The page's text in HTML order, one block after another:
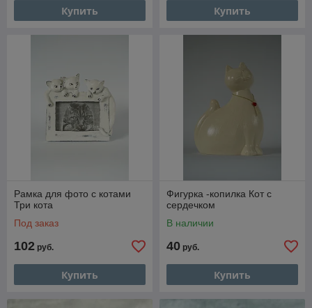
Купить Купить
Рамка для фото с котами
Три кота
Под заказ
102 руб.
Купить
Фигурка -копилка Кот с
сердечком
В наличии
40 руб.
Купить